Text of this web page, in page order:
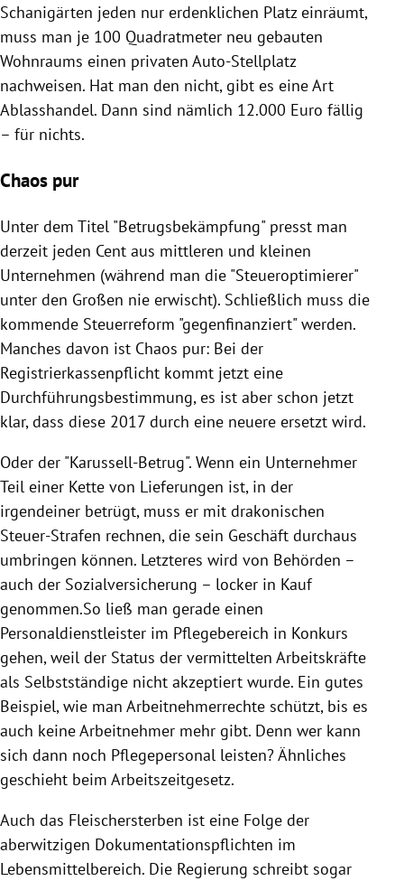
Schanigärten jeden nur erdenklichen Platz einräumt,
muss man je 100 Quadratmeter neu gebauten
Wohnraums einen privaten Auto-Stellplatz
nachweisen. Hat man den nicht, gibt es eine Art
Ablasshandel. Dann sind nämlich 12.000 Euro fällig
– für nichts.
Chaos pur
Unter dem Titel "Betrugsbekämpfung" presst man
derzeit jeden Cent aus mittleren und kleinen
Unternehmen (während man die "Steueroptimierer"
unter den Großen nie erwischt). Schließlich muss die
kommende Steuerreform "gegenfinanziert" werden.
Manches davon ist Chaos pur: Bei der
Registrierkassenpflicht kommt jetzt eine
Durchführungsbestimmung, es ist aber schon jetzt
klar, dass diese 2017 durch eine neuere ersetzt wird.
Oder der "Karussell-Betrug". Wenn ein Unternehmer
Teil einer Kette von Lieferungen ist, in der
irgendeiner betrügt, muss er mit drakonischen
Steuer-Strafen rechnen, die sein Geschäft durchaus
umbringen können. Letzteres wird von Behörden –
auch der Sozialversicherung – locker in Kauf
genommen.So ließ man gerade einen
Personaldienstleister im Pflegebereich in Konkurs
gehen, weil der Status der vermittelten Arbeitskräfte
als Selbstständige nicht akzeptiert wurde. Ein gutes
Beispiel, wie man Arbeitnehmerrechte schützt, bis es
auch keine Arbeitnehmer mehr gibt. Denn wer kann
sich dann noch Pflegepersonal leisten? Ähnliches
geschieht beim Arbeitszeitgesetz.
Auch das Fleischersterben ist eine Folge der
aberwitzigen Dokumentationspflichten im
Lebensmittelbereich. Die Regierung schreibt sogar